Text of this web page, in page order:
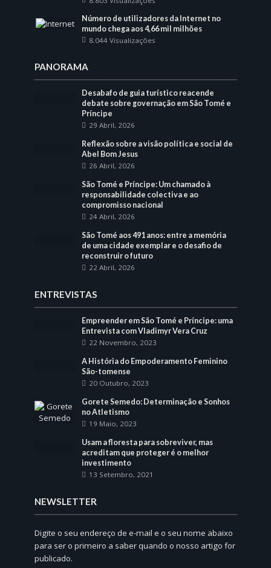
Número de utilizadores da Internet no
mundo chega aos 4,66 mil milhões
8.044 Visualizações
PANORAMA
Desabafo de guia turístico reacende
debate sobre governação em São Tomé e
Príncipe
29 Abril, 2026
Reflexão sobre a visão política e social de
Abel Bom Jesus
26 Abril, 2026
São Tomé e Príncipe: Um chamado à
responsabilidade colectiva e ao
compromisso nacional
24 Abril, 2026
São Tomé aos 491 anos: entre a memória
de uma cidade exemplar e o desafio de
reconstruir o futuro
22 Abril, 2026
ENTREVISTAS
Empreender em São Tomé e Príncipe: uma
Entrevista com Vladimyr Vera Cruz
22 Novembro, 2023
A História do Empoderamento Feminino
São-tomense
20 Outubro, 2023
Gorete Semedo: Determinação e Sonhos
no Atletismo
19 Maio, 2023
Usam a floresta para sobreviver, mas
acreditam que proteger é o melhor
investimento
13 Setembro, 2021
NEWSLETTER
Digite o seu endereço de e-mail e o seu nome abaixo
para ser o primeiro a saber quando o nosso artigo for
publicado.